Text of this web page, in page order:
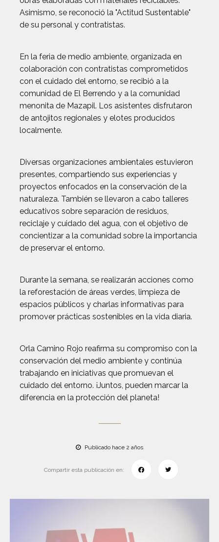
Asimismo, se reconoció la "Actitud Sustentable"
de su personal y contratistas.
En la feria de medio ambiente, organizada en
colaboración con contratistas comprometidos
con el cuidado del entorno, se recibió a la
comunidad de El Berrendo y a la comunidad
menonita de Mazapil. Los asistentes disfrutaron
de antojitos regionales y elotes producidos
localmente.
Diversas organizaciones ambientales estuvieron
presentes, compartiendo sus experiencias y
proyectos enfocados en la conservación de la
naturaleza. También se llevaron a cabo talleres
educativos sobre separación de residuos,
reciclaje y cuidado del agua, con el objetivo de
concientizar a la comunidad sobre la importancia
de preservar el entorno.
Durante la semana, se realizarán acciones como
la reforestación de áreas verdes, limpieza de
espacios públicos y charlas informativas para
promover prácticas sostenibles en la vida diaria.
Orla Camino Rojo reafirma su compromiso con la
conservación del medio ambiente y continúa
trabajando en iniciativas que promuevan el
cuidado del entorno. ¡Juntos, pueden marcar la
diferencia en la protección del planeta!
Publicado hace 2 años
Compartir esta publicación en: